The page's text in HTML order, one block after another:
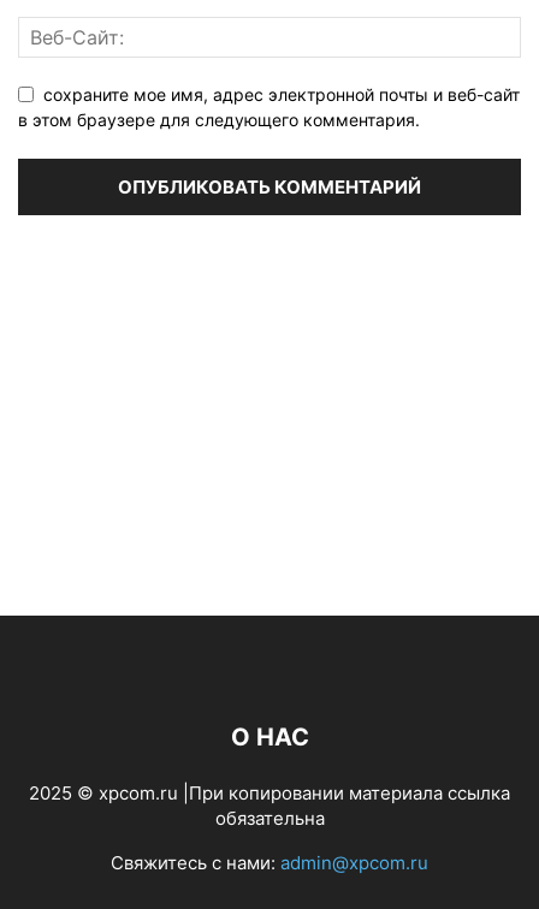
сохраните мое имя, адрес электронной почты и веб-сайт
в этом браузере для следующего комментария.
О НАС
2025 © xpcom.ru |При копировании материала ссылка
обязательна
Свяжитесь с нами: admin@xpcom.ru